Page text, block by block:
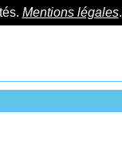
Mentions légales.